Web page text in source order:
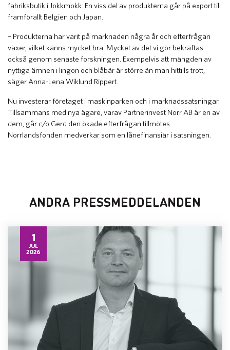
fabriksbutik i Jokkmokk. En viss del av produkterna går på export till
framförallt Belgien och Japan.
– Produkterna har varit på marknaden några år och efterfrågan
växer, vilket känns mycket bra. Mycket av det vi gör bekräftas
också genom senaste forskningen. Exempelvis att mängden av
nyttiga ämnen i lingon och blåbär är större än man hittills trott,
säger Anna-Lena Wiklund Rippert.
Nu investerar företaget i maskinparken och i marknadssatsningar.
Tillsammans med nya ägare, varav Partnerinvest Norr AB är en av
dem, går c/o Gerd den ökade efterfrågan tillmötes.
Norrlandsfonden medverkar som en lånefinansiär i satsningen.
ANDRA PRESSMEDDELANDEN
1
JUL
2026